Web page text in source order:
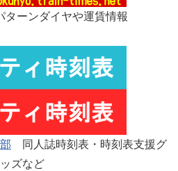
ーンダイヤや運賃情報
同人誌時刻表・時刻表支援グ
ッズなど